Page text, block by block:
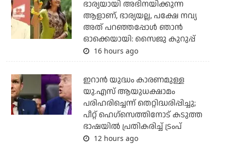
ഭാര്യയായി അഭിനയിക്കുന്ന
ആളാണ്, ഭാര്യയല്ല, പക്ഷേ നവ്യ
അത് പറഞ്ഞപ്പോള്‍ ഞാന്‍
ഓക്കെയായി: സൈജു കുറുപ്പ്
16 hours ago
ഇറാന്‍ യുദ്ധം കാരണമുള്ള
യു.എസ് ആയുധക്ഷാമം
പരിഹരിച്ചെന്ന് തെറ്റിദ്ധരിപ്പിച്ചു;
പീറ്റ് ഹെഗ്‌സെത്തിനോട് കടുത്ത
ഭാഷയില്‍ പ്രതികരിച്ച് ട്രംപ്
12 hours ago